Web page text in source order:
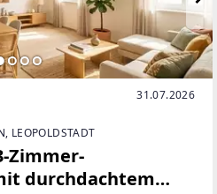
31.07.2026
LEOPOLDSTADT
Zimmer-
durchdachtem